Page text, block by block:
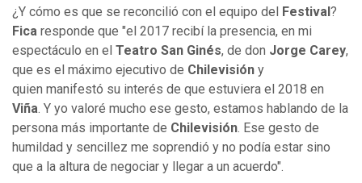
¿Y cómo es que se reconcilió con el equipo del Festival ?
Fica responde que "el 2017 recibí la presencia, en mi
espectáculo en el Teatro San Ginés, de don Jorge Carey,
que es el máximo ejecutivo de Chilevisión y
quien manifestó su interés de que estuviera el 2018 en
Viña. Y yo valoré mucho ese gesto, estamos hablando de la
persona más importante de Chilevisión. Ese gesto de
humildad y sencillez me soprendió y no podía estar sino
que a la altura de negociar y llegar a un acuerdo".